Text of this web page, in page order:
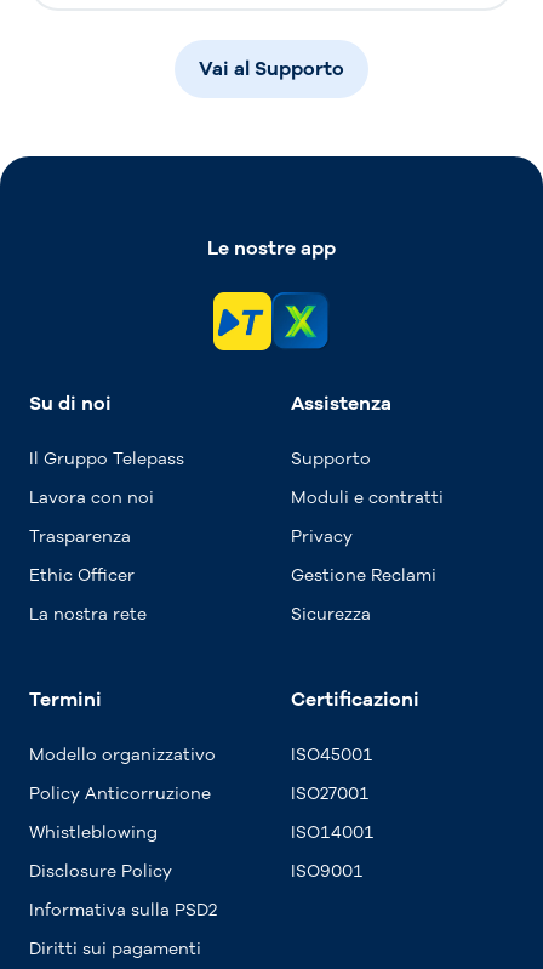
Vai al Supporto
Le nostre app
Su di noi
Il Gruppo Telepass
Lavora con noi
Trasparenza
Ethic Officer
La nostra rete
Assistenza
Supporto
Moduli e contratti
Privacy
Gestione Reclami
Sicurezza
Termini
Modello organizzativo
Policy Anticorruzione
Whistleblowing
Disclosure Policy
Informativa sulla PSD2
Diritti sui pagamenti
Certificazioni
ISO45001
ISO27001
ISO14001
ISO9001